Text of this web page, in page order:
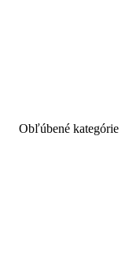
Obľúbené kategórie